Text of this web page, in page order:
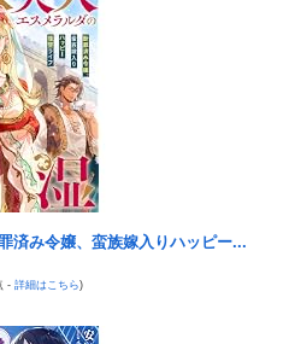
さん」→実態は2881億円の債務
が7月から放送されるぞ！
…」 日本の普通のテレビ番組が
と話題に
忍」「斧乃木余接」プライズフ
ジンギスカンは美味い！」道民
アやギガバーストきたー！
み令嬢、蛮族嫁入りハッピー...
- 詳細はこちら)